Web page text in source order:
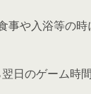
事や入浴等の
翌日のゲーム時